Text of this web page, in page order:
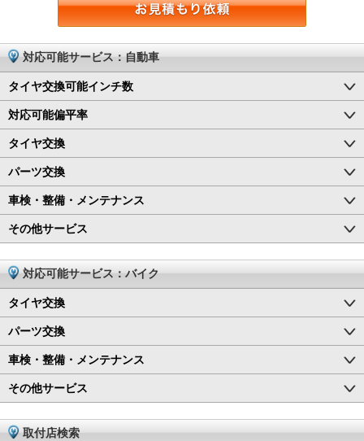
対応可能サービス：自動車
タイヤ交換可能インチ数
対応可能偏平率
タイヤ交換
パーツ交換
車検・整備・メンテナンス
その他サービス
対応可能サービス：バイク
タイヤ交換
パーツ交換
車検・整備・メンテナンス
その他サービス
取付店検索